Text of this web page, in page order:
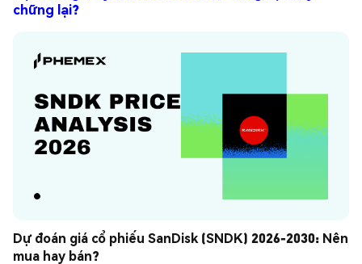
chững lại?
Dự đoán giá cổ phiếu SanDisk (SNDK) 2026-2030: Nên
mua hay bán?